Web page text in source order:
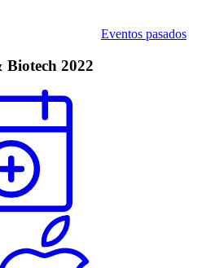
Eventos pasados
2022